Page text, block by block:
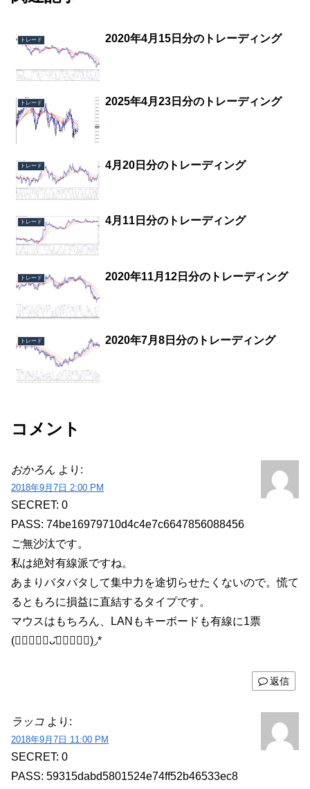
トレード 2020年4月15日分のトレーディング
トレード 2025年4月23日分のトレーディング
トレード 4月20日分のトレーディング
トレード 4月11日分のトレーディング
トレード 2020年11月12日分のトレーディング
トレード 2020年7月8日分のトレーディング
コメント
おかろん より:
2018年9月7日 2:00 PM
SECRET: 0
PASS: 74be16979710d4c4e7c6647856088456
ご無沙汰です。
私は絶対有線派ですね。
あまりバタバタして集中力を途切らせたくないので。慌て
るともろに損益に直結するタイプです。
マウスはもちろん、LANもキーボードも有線に1票
(๑⃙⃘❛⃘ᴗ̂❛⃘๑⃙⃘)◞*
返信
ラッコ より:
2018年9月7日 11:00 PM
SECRET: 0
PASS: 59315dabd5801524e74ff52b46533ec8